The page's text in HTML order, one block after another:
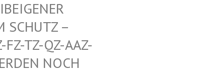
DI
– WE
TZ-QZ-AAZ-TZ-
NOCH UNT